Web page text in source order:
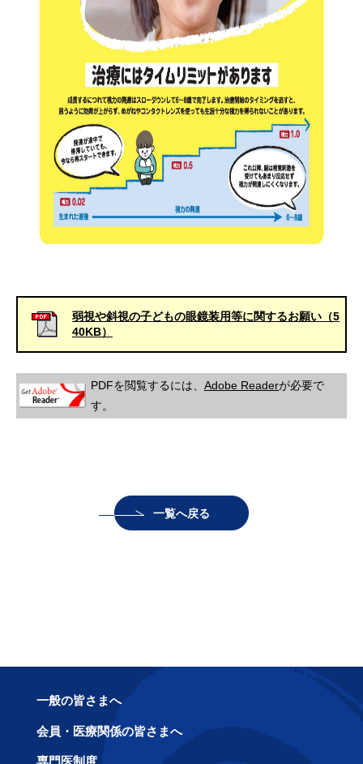
弱視や斜視の子どもの眼鏡装用等に関するお願い（5
40KB）
PDFを閲覧するには、 Adobe Readerが必要で
す。
一覧へ戻る
一般の皆さまへ
会員・医療関係の皆さまへ